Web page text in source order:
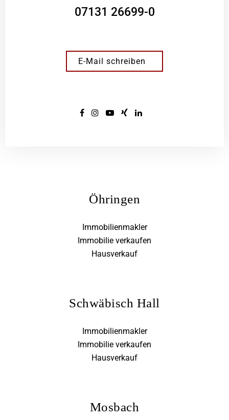
07131 26699-0
E-Mail schreiben
Öhringen
Immobilienmakler
Immobilie verkaufen
Hausverkauf
Schwäbisch Hall
Immobilienmakler
Immobilie verkaufen
Hausverkauf
Mosbach